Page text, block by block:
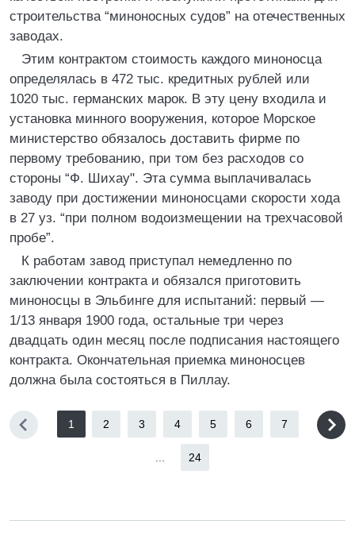
строительства “миноносных судов” на отечественных
заводах.
Этим контрактом стоимость каждого миноносца
определялась в 472 тыс. кредитных рублей или
1020 тыс. германских марок. В эту цену входила и
установка минного вооружения, которое Морское
министерство обязалось доставить фирме по
первому требованию, при том без расходов со
стороны “Ф. Шихау". Эта сумма выплачивалась
заводу при достижении миноносцами скорости хода
в 27 уз. “при полном водоизмещении на трехчасовой
пробе”.
К работам завод приступал немедленно по
заключении контракта и обязался приготовить
миноносцы в Эльбинге для испытаний: первый —
1/13 января 1900 года, остальные три через
двадцать один месяц после подписания настоящего
контракта. Окончательная приемка миноносцев
должна была состояться в Пиллау.
1 2 3 4 5 6 7
24